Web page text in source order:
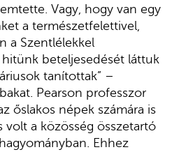
Vagy, hogy van egy
a természetfelettivel,
a Szentlélekkel
beteljesedését láttuk
tanítottak” –
Pearson professzor
őslakos népek számára is
volt a közösség összetartó
Ehhez